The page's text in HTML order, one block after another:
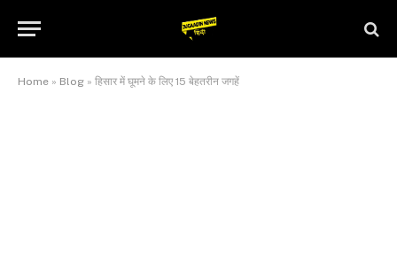
Home » Blog » हिसार में घूमने के लिए 15 बेहतरीन जगहें